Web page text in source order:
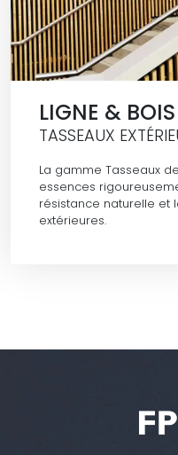
LIGNE & BOIS
TASSEAUX
La gamme Tasseaux
essences
résistance naturelle et
extérieures.